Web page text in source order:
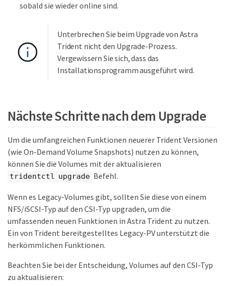
sobald sie wieder online sind.
Unterbrechen Sie beim Upgrade von Astra
Trident nicht den Upgrade-Prozess.
Vergewissern Sie sich, dass das
Installationsprogramm ausgeführt wird.
Nächste Schritte nach dem Upgrade
Um die umfangreichen Funktionen neuerer Trident Versionen
(wie On-Demand Volume Snapshots) nutzen zu können,
können Sie die Volumes mit der aktualisieren
tridentctl upgrade Befehl.
Wenn es Legacy-Volumes gibt, sollten Sie diese von einem
NFS/iSCSI-Typ auf den CSI-Typ upgraden, um die
umfassenden neuen Funktionen in Astra Trident zu nutzen.
Ein von Trident bereitgestelltes Legacy-PV unterstützt die
herkömmlichen Funktionen.
Beachten Sie bei der Entscheidung, Volumes auf den CSI-Typ
zu aktualisieren: